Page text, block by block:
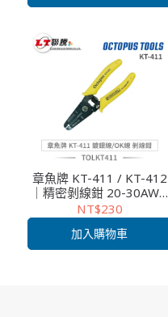
章魚牌 KT-411 / KT-412
｜精密剝線鉗 20-30AWG
電子維修工具
NT$230
加入購物車